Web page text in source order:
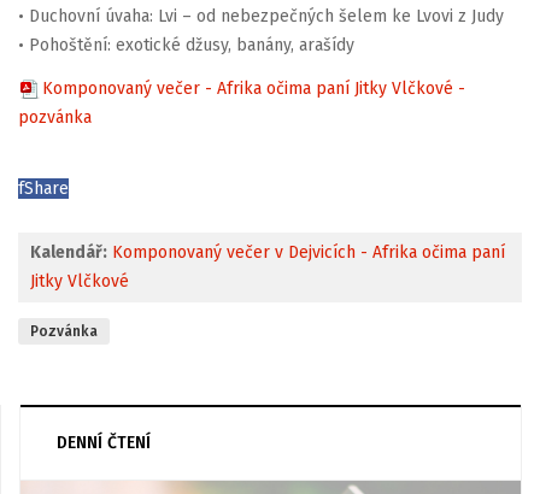
• Duchovní úvaha: Lvi – od nebezpečných šelem ke Lvovi z Judy
• Pohoštění: exotické džusy, banány, arašídy
Komponovaný večer - Afrika očima paní Jitky Vlčkové -
pozvánka
fShare
Kalendář: Komponovaný večer v Dejvicích - Afrika očima paní
Jitky Vlčkové
Pozvánka
DENNÍ ČTENÍ